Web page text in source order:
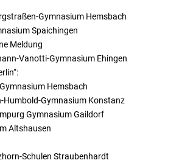
Gymnasium Hemsbach
Spaichingen
Meldung
Vanotti-Gymnasium Ehingen
Hemsbach
Humbold-Gymnasium Konstanz
Gymnasium Gaildorf
Altshausen
Schulen Straubenhardt